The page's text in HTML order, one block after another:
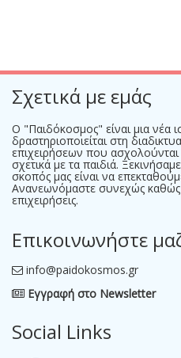
Σχετικά με εμάς
Ο "Παιδόκοσμος" είναι μια νέα
δραστηριοποιείται στη
επιχειρήσεων που ασχολούνται
σχετικά με τα παιδιά.
σκοπός μας είναι να
Ανανεωνόμαστε συνεχώς καθώς
επιχειρήσεις.
Επικοινωνήστε
info@paidokosmos.gr
Εγγραφή στο Newsletter
Social Links